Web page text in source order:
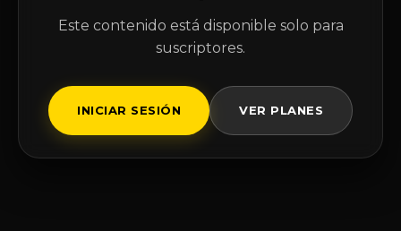
Este contenido está disponible solo para
suscriptores.
INICIAR SESIÓN VER PLANES